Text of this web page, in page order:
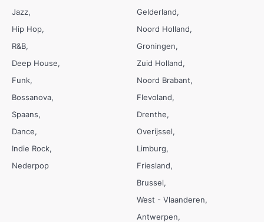
Jazz
Hip Hop
R&B
Deep House
Funk
Bossanova
Spaans
Dance
Indie Rock
Nederpop
Gelderland
Noord Holland
Groningen
Zuid Holland
Noord Brabant
Flevoland
Drenthe
Overijssel
Limburg
Friesland
Brussel
West - Vlaanderen
Antwerpen